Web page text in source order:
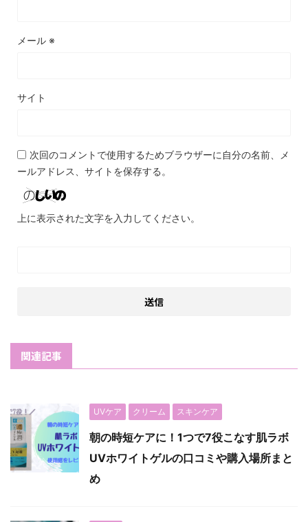
メール ※
サイト
次回のコメントで使用するためブラウザーに自分の名前、メ
ールアドレス、サイトを保存する。
上に表示された文字を入力してください。
関連記事
UVケア クリーム スキンケア
朝の時短ケアに！1つで7役こなす肌ラボ
UVホワイトゲルの口コミや購入場所まと
め